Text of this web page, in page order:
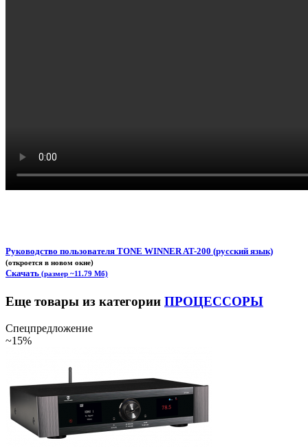
Руководство пользователя TONE WINNER AT-200 (русский язык)
(откроется в новом окне)
Скачать (размер ~11.79 Мб)
Еще товары из категории ПРОЦЕССОРЫ
Спецпредложение
~15%